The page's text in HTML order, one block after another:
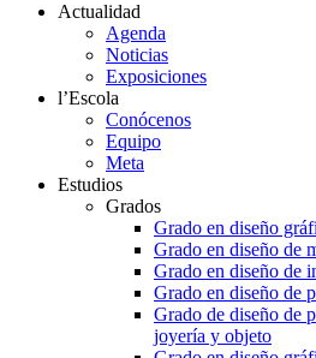
Actualidad
Agenda
Noticias
Exposiciones
l’Escola
Conócenos
Equipo
Meta
Estudios
Grados
Grado en diseño
Grado en diseño de
Grado en diseño de
Grado en diseño de
Grado de diseño de
joyería y objeto